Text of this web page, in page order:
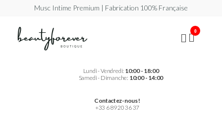
Musc Intime Premium | Fabrication 100% Française
Beautyforever
Lundi - Vendredi: 10:00 - 18:00
Samedi - Dimanche: 10:00 - 14:00
Contactez-nous !
+33 6 89 20 36 37
0